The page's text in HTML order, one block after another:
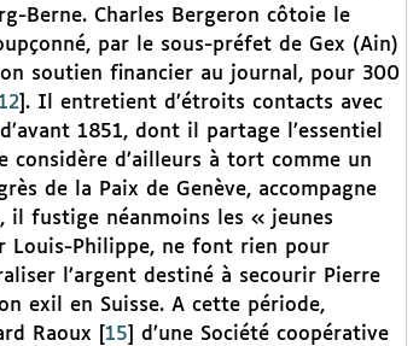
Berne. Charles Bergeron côtoie le
par le sous-préfet de Gex (Ain)
soutien financier au journal, pour 300
12] . Il entretient d’étroits contacts avec
1851, dont il partage l’essentiel
considère d’ailleurs à tort comme un
de la Paix de Genève, accompagne
il fustige néanmoins les « jeunes
Louis-Philippe, ne font rien pour
l’argent destiné à secourir Pierre
exil en Suisse. A cette période,
Raoux
15
d’une Société coopérative